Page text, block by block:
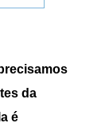
da
é